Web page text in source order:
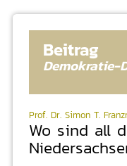
Beitrag
Demokratie-
Prof. Dr. Simon T.
Wo sind all